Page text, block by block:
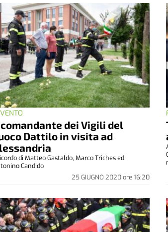
dei Vigili del
Dattilo in visita ad
25 GIUGNO 2020ore 16:20
di Matteo Gastaldo, Marco Triches ed
Candido